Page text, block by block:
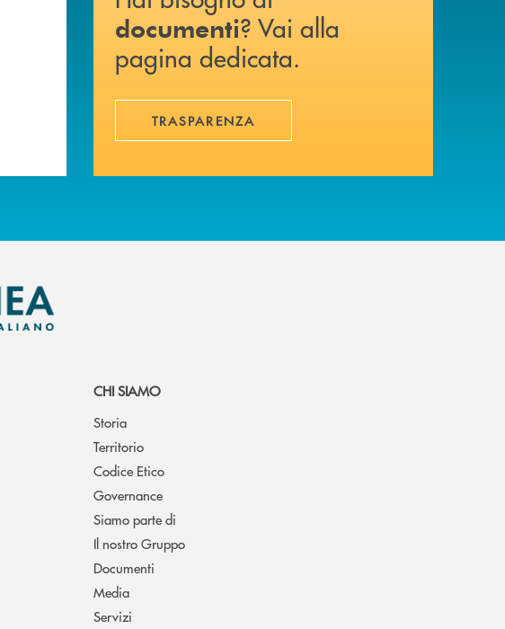
documenti? Vai alla
pagina dedicata.
TRASPARENZA
CHI SIAMO
Storia
Territorio
Codice Etico
Governance
Siamo parte di
Il nostro Gruppo
Documenti
Media
Servizi